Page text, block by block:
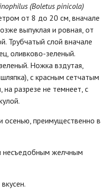
(Boletus pinicola)
от 8 до 20 см, вначале
выпуклая и ровная, от
Трубчатый слой вначале
оливково-зеленый.
Ножка вздутая,
с красным сетчатым
на разрезе не темнеет, с
осенью, преимущественно в
несъедобным желчным